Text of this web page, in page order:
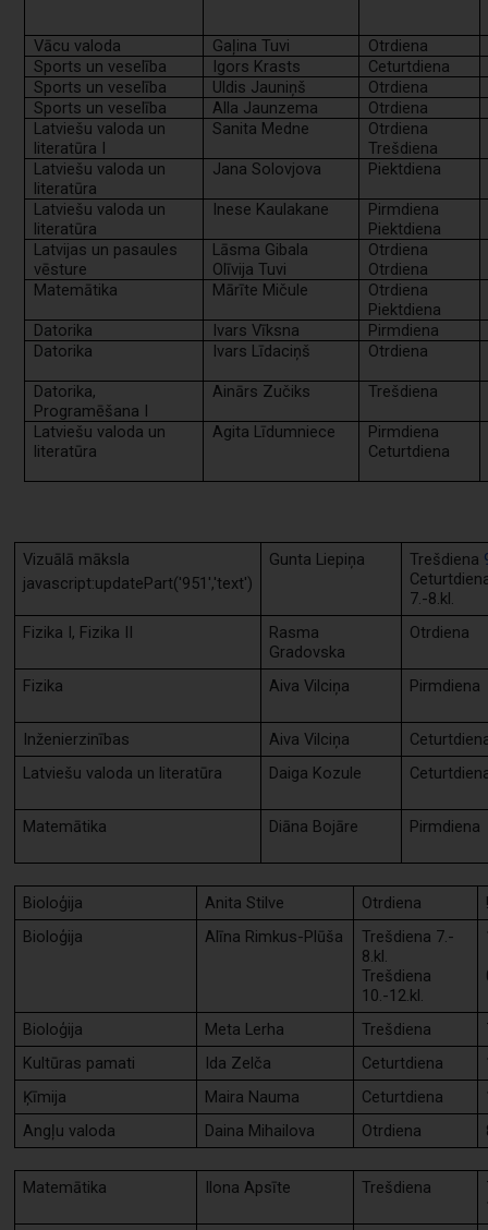
Vācu valoda Gaļina Tuvi
Otrdiena
Sports un veselība
Igors Krasts
Ceturtdiena
Sports un veselība
Uldis Jauniņš
Otrdiena
Sports un veselība
Alla Jaunzema
Otrdiena
Latviešu valoda un
literatūra I
Sanita Medne
Otrdiena
Trešdiena
Latviešu valoda un
literatūra
Jana Solovjova Piektdiena
Latviešu valoda un
literatūra
Inese Kaulakane
Pirmdiena
Piektdiena
Latvijas un pasaules
vēsture
Lāsma Gibala
Olīvija Tuvi
Otrdiena
Otrdiena
Matemātika
Mārīte Mičule
Otrdiena
Piektdiena
Datorika
Ivars Vīksna
Pirmdiena
Datorika
Ivars Līdaciņš Otrdiena
Datorika,
Programēšana I
Ainārs Zučiks Trešdiena
Latviešu valoda un
literatūra
Agita Līdumniece
Pirmdiena
Ceturtdiena
Vizuālā māksla
javascript:updatePart('951','text')
Gunta Liepiņa Trešdiena
7.-8.kl.
Fizika I, Fizika II
Rasma
Gradovska
Otrdiena
Fizika Aiva Vilciņa Pirmdiena
Inženierzinības Aiva Vilciņa
Latviešu valoda un literatūra
Daiga Kozule
Matemātika Diāna Bojāre Pirmdiena
Bioloģija Anita Stilve Otrdiena
Bioloģija
Alīna Rimkus-Plūša
Trešdiena 7.-
8.kl.
Trešdiena
10.-12.kl.
Bioloģija Meta Lerha Trešdiena
Kultūras pamati
Ida Zelča Ceturtdiena
Ķīmija
Maira Nauma Ceturtdiena
Angļu valoda
Daina Mihailova Otrdiena
Matemātika Ilona Apsīte Trešdiena